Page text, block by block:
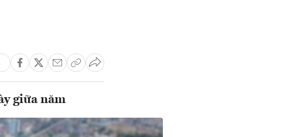
giữa năm